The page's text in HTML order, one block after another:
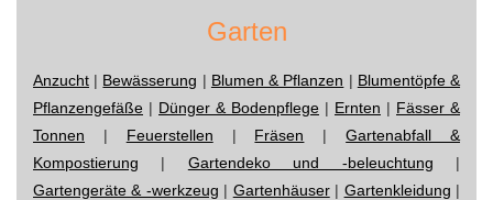
Garten
Anzucht | Bewässerung | Blumen & Pflanzen | Blumentöpfe &
Pflanzengefäße | Dünger & Bodenpflege | Ernten | Fässer &
Tonnen | Feuerstellen | Fräsen |Gartenabfall &
Kompostierung | Gartendeko und -beleuchtung |
Gartengeräte & -werkzeug | Gartenhäuser| Gartenkleidung |